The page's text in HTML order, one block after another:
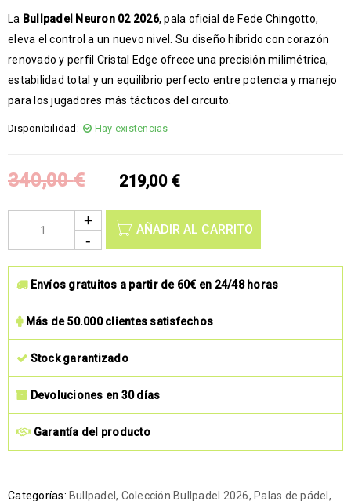
La Bullpadel Neuron 02 2026, pala oficial de Fede Chingotto,
eleva el control a un nuevo nivel. Su diseño híbrido con corazón
renovado y perfil Cristal Edge ofrece una precisión milimétrica,
estabilidad total y un equilibrio perfecto entre potencia y manejo
para los jugadores más tácticos del circuito.
Disponibilidad: Hay existencias
340,00€ 219,00 €
AÑADIR AL CARRITO
Envíos gratuitos a partir de 60€ en 24/48 horas
Más de 50.000 clientes satisfechos
Stock garantizado
Devoluciones en 30 días
Garantía del producto
Categorías: Bullpadel , Colección Bullpadel 2026, Palas de pádel ,